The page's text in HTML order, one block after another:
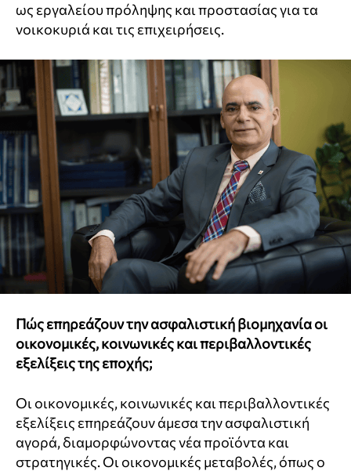
ως εργαλείου πρόληψης και προστασίας για τα
νοικοκυριά και τις επιχειρήσεις.
Πώς επηρεάζουν την ασφαλιστική βιομηχανία οι
οικονομικές, κοινωνικές και περιβαλλοντικές
εξελίξεις της εποχής;
Οι οικονομικές, κοινωνικές και περιβαλλοντικές
εξελίξεις επηρεάζουν άμεσα την ασφαλιστική
αγορά, διαμορφώνοντας νέα προϊόντα και
στρατηγικές. Οι οικονομικές μεταβολές, όπως ο